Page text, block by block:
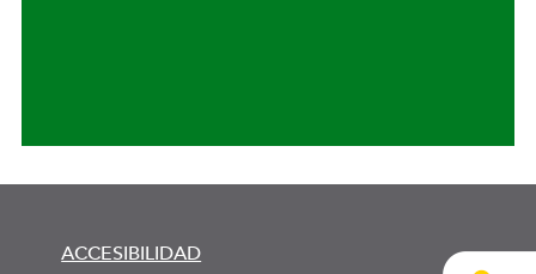
ACCESIBILIDAD